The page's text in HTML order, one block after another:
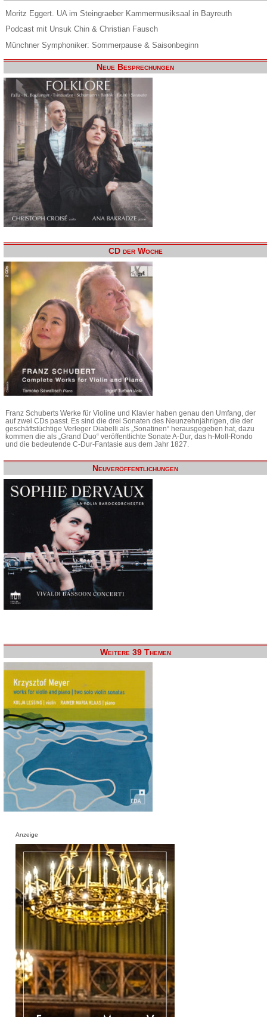
Moritz Eggert. UA im Steingraeber Kammermusiksaal in Bayreuth
Podcast mit Unsuk Chin & Christian Fausch
Münchner Symphoniker: Sommerpause & Saisonbeginn
Neue Besprechungen
CD der Woche
Franz Schuberts Werke für Violine und Klavier haben genau den Umfang, der
auf zwei CDs passt. Es sind die drei Sonaten des Neunzehnjährigen, die der
geschäftstüchtige Verleger Diabelli als „Sonatinen“ herausgegeben hat, dazu
kommen die als „Grand Duo“ veröffentlichte Sonate A-Dur, das h-Moll-Rondo
und die bedeutende C-Dur-Fantasie aus dem Jahr 1827.
Neuveröffentlichungen
Weitere 39 Themen
Anzeige